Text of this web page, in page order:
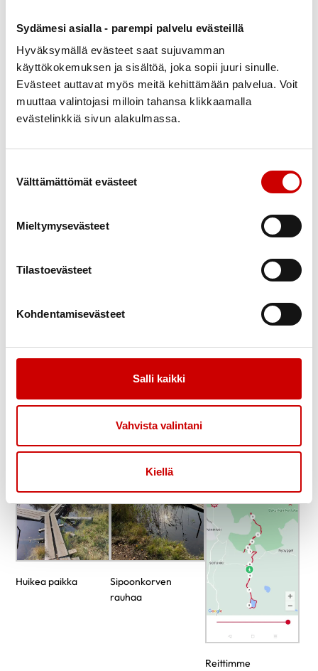
Sydämesi asialla - parempi palvelu evästeillä
Hyväksymällä evästeet saat sujuvamman
käyttökokemuksen ja sisältöä, joka sopii juuri sinulle.
Evästeet auttavat myös meitä kehittämään palvelua. Voit
muuttaa valintojasi milloin tahansa klikkaamalla
evästelinkkiä sivun alakulmassa.
Välttämättömät evästeet
Mieltymysevästeet
Tilastoevästeet
Kohdentamisevästeet
Salli kaikki
Vahvista valintani
Kiellä
Portaissa Mäen päällä Venyttelyä
Syksyn värejä
Iloisin mielin
Huikea paikka
Sipoonkorven
rauhaa
Reittimme